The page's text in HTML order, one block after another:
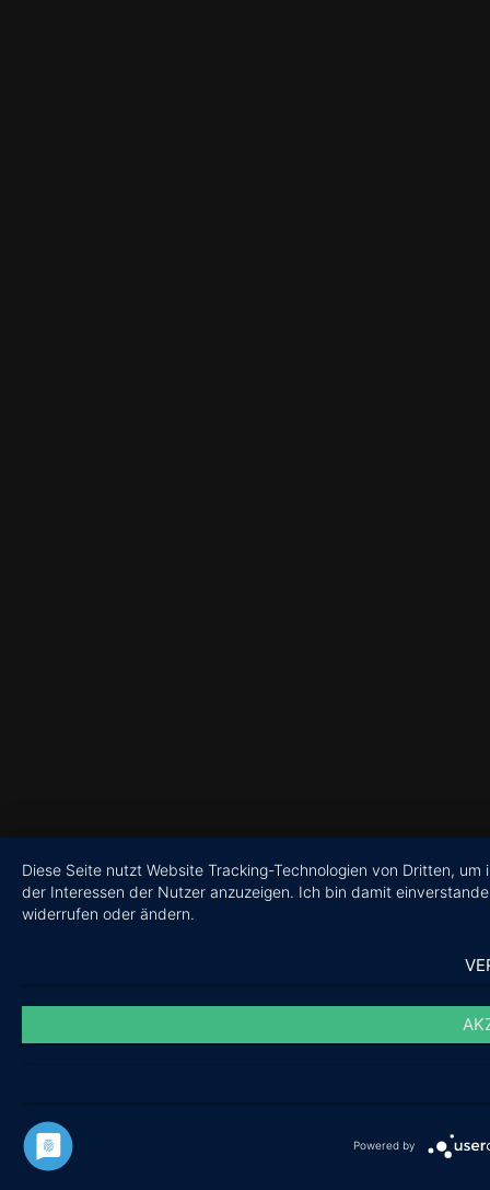
Diese Seite nutzt Website Tracking-Technologien von Dritten,
der Interessen der Nutzer anzuzeigen. Ich bin damit
widerrufen oder ändern.
Powered by